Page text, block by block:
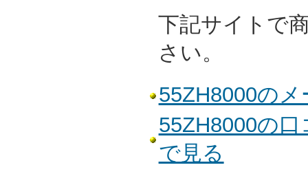
下記サイトで
さい。
55ZH8000の
55ZH8000の
で見る